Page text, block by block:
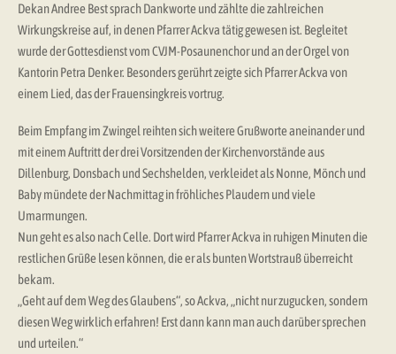
Dekan Andree Best sprach Dankworte und zählte die zahlreichen
Wirkungskreise auf, in denen Pfarrer Ackva tätig gewesen ist. Begleitet
wurde der Gottesdienst vom CVJM-Posaunenchor und an der Orgel von
Kantorin Petra Denker. Besonders gerührt zeigte sich Pfarrer Ackva von
einem Lied, das der Frauensingkreis vortrug.
Beim Empfang im Zwingel reihten sich weitere Grußworte aneinander und
mit einem Auftritt der drei Vorsitzenden der Kirchenvorstände aus
Dillenburg, Donsbach und Sechshelden, verkleidet als Nonne, Mönch und
Baby mündete der Nachmittag in fröhliches Plaudern und viele
Umarmungen.
Nun geht es also nach Celle. Dort wird Pfarrer Ackva in ruhigen Minuten die
restlichen Grüße lesen können, die er als bunten Wortstrauß überreicht
bekam.
„Geht auf dem Weg des Glaubens“, so Ackva, „nicht nur zugucken, sondern
diesen Weg wirklich erfahren! Erst dann kann man auch darüber sprechen
und urteilen.“